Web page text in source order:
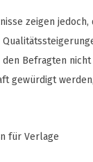
zeigen jedoch,
den Befragten
gewürdigt
für Verlage